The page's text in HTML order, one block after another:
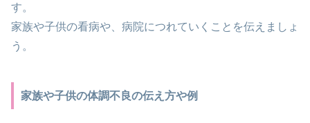
す。
家族や子供の看病や、病院につれていくことを伝えましょ
う。
家族や子供の体調不良の伝え方や例